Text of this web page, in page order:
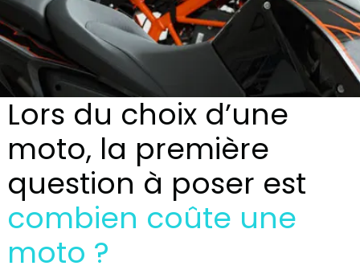
Lors du choix d’une
moto, la première
question à poser est
combien coûte une
moto ?